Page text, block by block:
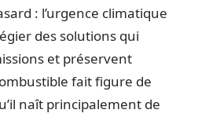
: l’urgence climatique
des solutions qui
et préservent
fait figure de
naît principalement de